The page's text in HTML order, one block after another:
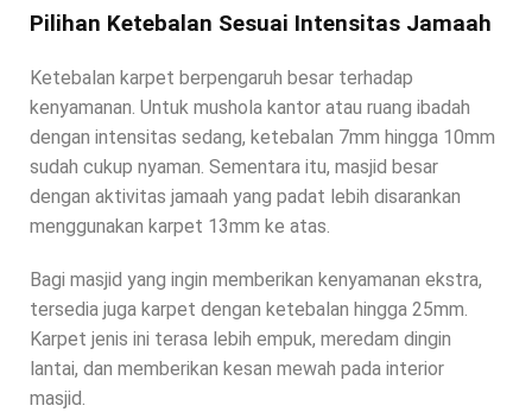
Pilihan Ketebalan Sesuai Intensitas Jamaah
Ketebalan karpet berpengaruh besar terhadap
kenyamanan. Untuk mushola kantor atau ruang ibadah
dengan intensitas sedang, ketebalan 7mm hingga 10mm
sudah cukup nyaman. Sementara itu, masjid besar
dengan aktivitas jamaah yang padat lebih disarankan
menggunakan karpet 13mm ke atas.
Bagi masjid yang ingin memberikan kenyamanan ekstra,
tersedia juga karpet dengan ketebalan hingga 25mm.
Karpet jenis ini terasa lebih empuk, meredam dingin
lantai, dan memberikan kesan mewah pada interior
masjid.